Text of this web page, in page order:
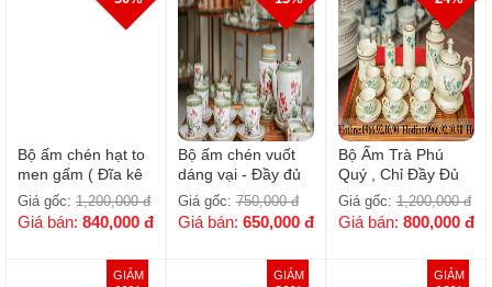
Bộ ấm chén hạt to
men gấm ( Đĩa kê
vuông )
Giá gốc: 1,200,000 đ
Giá bán: 840,000 đ
Bộ ấm chén vuốt
dáng vại - Đầy đủ
phụ kiện
Giá gốc:750,000 đ
Giá bán: 650,000 đ
Bộ Ấm Trà Phú
Quý , Chỉ Đầy Đủ
Phụ Kiện
Giá gốc:1,200,000 đ
Giá bán: 800,000 đ
GIẢM GIẢM GIẢM